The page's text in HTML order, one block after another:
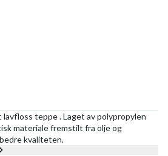
teppe . Laget av polypropylen
materiale fremstilt fra olje og
kvaliteten.